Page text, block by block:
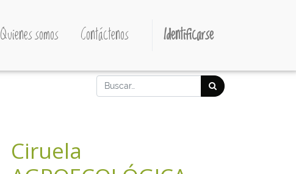
Quienes somos Contáctenos Identificarse
Ciruela